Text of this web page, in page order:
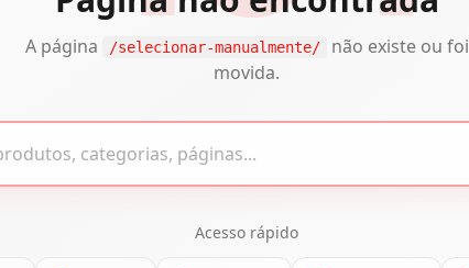
A página /selecionar-manualmente/
não existe ou foi
movida.
Acesso rápido